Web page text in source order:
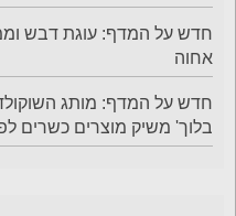
חדש על המדף: עוגת דבש
אחוה
חדש על המדף: מותג
בלוך' משיק מוצרים כשרים